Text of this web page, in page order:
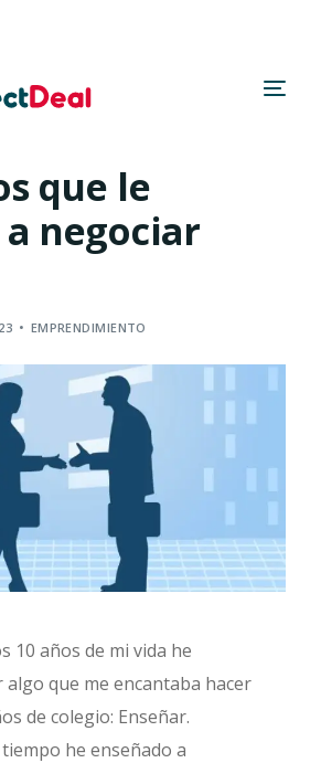
que le
negociar
EMPRENDIMIENTO
10 años de mi vida he
algo que me encantaba hacer
de colegio: Enseñar.
he enseñado a